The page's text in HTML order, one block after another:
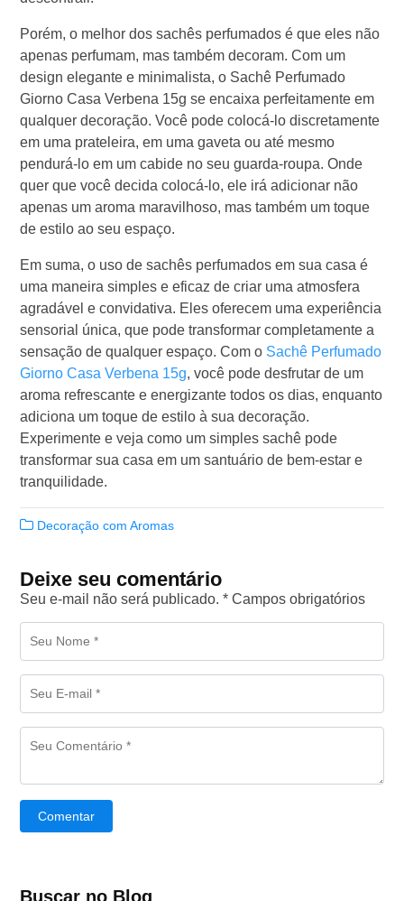
Porém, o melhor dos sachês perfumados é que eles não
apenas perfumam, mas também decoram. Com um
design elegante e minimalista, o Sachê Perfumado
Giorno Casa Verbena 15g se encaixa perfeitamente em
qualquer decoração. Você pode colocá-lo discretamente
em uma prateleira, em uma gaveta ou até mesmo
pendurá-lo em um cabide no seu guarda-roupa. Onde
quer que você decida colocá-lo, ele irá adicionar não
apenas um aroma maravilhoso, mas também um toque
de estilo ao seu espaço.
Em suma, o uso de sachês perfumados em sua casa é
uma maneira simples e eficaz de criar uma atmosfera
agradável e convidativa. Eles oferecem uma experiência
sensorial única, que pode transformar completamente a
sensação de qualquer espaço. Com o Sachê Perfumado
Giorno Casa Verbena 15g, você pode desfrutar de um
aroma refrescante e energizante todos os dias, enquanto
adiciona um toque de estilo à sua decoração.
Experimente e veja como um simples sachê pode
transformar sua casa em um santuário de bem-estar e
tranquilidade.
Decoração com Aromas
Deixe seu comentário
Seu e-mail não será publicado. * Campos obrigatórios
Comentar
Buscar no Blog